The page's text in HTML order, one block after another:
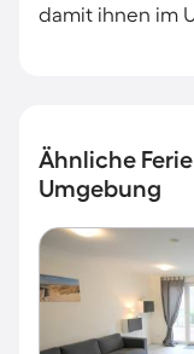
damit ihnen im
Ähnliche
Umgebung